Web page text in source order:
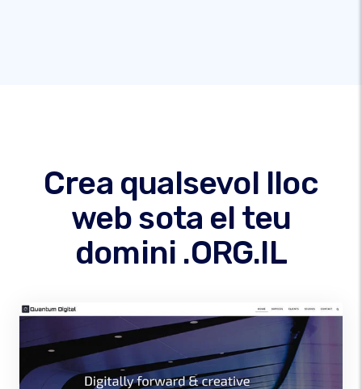
Crea qualsevol lloc
web sota el teu
domini .ORG.IL